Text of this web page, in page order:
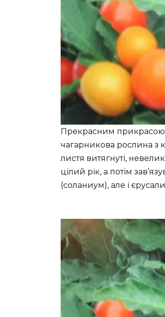
Прекрасним прикрасою
чагарникова рослина з
листя витягнуті,
цілий рік, а потім
(соланиум), але і